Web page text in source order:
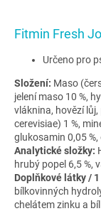
Fitmin Fresh
Určeno pro
Složení: Maso
jelení maso 10 %,
vláknina, hovězí
cerevisiae) 1 %,
glukosamin 0,05
Analytické složky:
hrubý popel 6,5 %,
Doplňkové látky /
bílkovinných
chelátem zinku a